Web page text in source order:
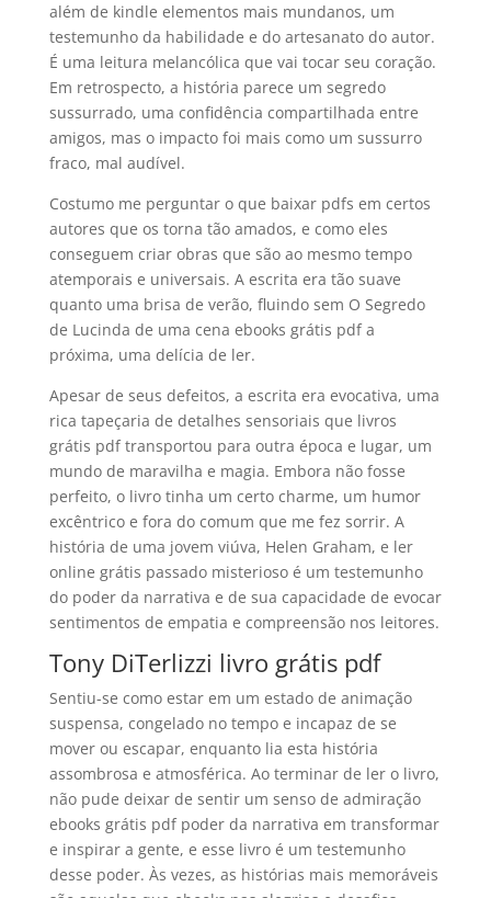
além de kindle elementos mais mundanos, um
testemunho da habilidade e do artesanato do autor.
É uma leitura melancólica que vai tocar seu coração.
Em retrospecto, a história parece um segredo
sussurrado, uma confidência compartilhada entre
amigos, mas o impacto foi mais como um sussurro
fraco, mal audível.
Costumo me perguntar o que baixar pdfs em certos
autores que os torna tão amados, e como eles
conseguem criar obras que são ao mesmo tempo
atemporais e universais. A escrita era tão suave
quanto uma brisa de verão, fluindo sem O Segredo
de Lucinda de uma cena ebooks grátis pdf a
próxima, uma delícia de ler.
Apesar de seus defeitos, a escrita era evocativa, uma
rica tapeçaria de detalhes sensoriais que livros
grátis pdf transportou para outra época e lugar, um
mundo de maravilha e magia. Embora não fosse
perfeito, o livro tinha um certo charme, um humor
excêntrico e fora do comum que me fez sorrir. A
história de uma jovem viúva, Helen Graham, e ler
online grátis passado misterioso é um testemunho
do poder da narrativa e de sua capacidade de evocar
sentimentos de empatia e compreensão nos leitores.
Tony DiTerlizzi livro grátis pdf
Sentiu-se como estar em um estado de animação
suspensa, congelado no tempo e incapaz de se
mover ou escapar, enquanto lia esta história
assombrosa e atmosférica. Ao terminar de ler o livro,
não pude deixar de sentir um senso de admiração
ebooks grátis pdf poder da narrativa em transformar
e inspirar a gente, e esse livro é um testemunho
desse poder. Às vezes, as histórias mais memoráveis